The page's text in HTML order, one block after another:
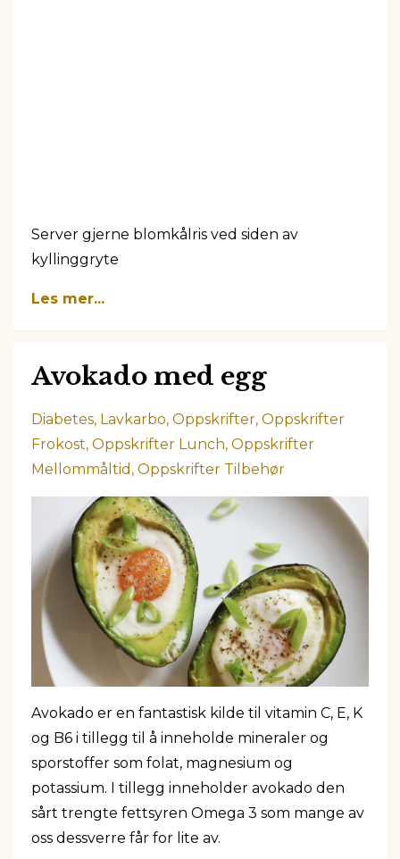
Server gjerne blomkålris ved siden av
kyllinggryte
Les mer...
Avokado med egg
Diabetes Lavkarbo Oppskrifter Oppskrifter
Frokost Oppskrifter Lunch Oppskrifter
Mellommåltid Oppskrifter Tilbehør
Avokado er en fantastisk kilde til vitamin C, E, K
og B6 i tillegg til å inneholde mineraler og
sporstoffer som folat, magnesium og
potassium. I tillegg inneholder avokado den
sårt trengte fettsyren Omega 3 som mange av
oss dessverre får for lite av.